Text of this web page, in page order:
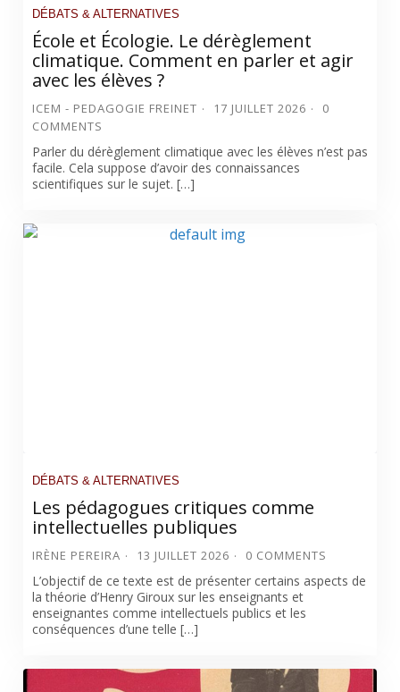
DÉBATS & ALTERNATIVES
École et Écologie. Le dérèglement
climatique. Comment en parler et agir
avec les élèves ?
ICEM - PEDAGOGIE FREINET 17 JUILLET 2026
0
COMMENTS
Parler du dérèglement climatique avec les élèves n’est pas
facile. Cela suppose d’avoir des connaissances
scientifiques sur le sujet. […]
DÉBATS & ALTERNATIVES
Les pédagogues critiques comme
intellectuelles publiques
IRÈNE PEREIRA 13 JUILLET 2026 0 COMMENTS
L’objectif de ce texte est de présenter certains aspects de
la théorie d’Henry Giroux sur les enseignants et
enseignantes comme intellectuels publics et les
conséquences d’une telle […]